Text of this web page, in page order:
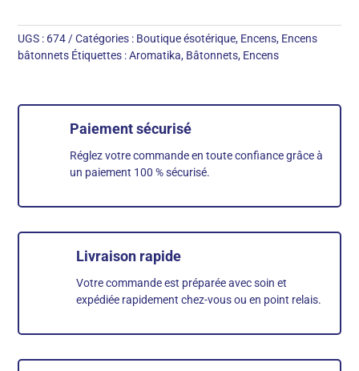
UGS : 674 Catégories : Boutique ésotérique, Encens, Encens
bâtonnets Étiquettes : Aromatika, Bâtonnets, Encens
Paiement sécurisé
Réglez votre commande en toute confiance grâce à
un paiement 100 % sécurisé.
Livraison rapide
Votre commande est préparée avec soin et
expédiée rapidement chez-vous ou en point relais.